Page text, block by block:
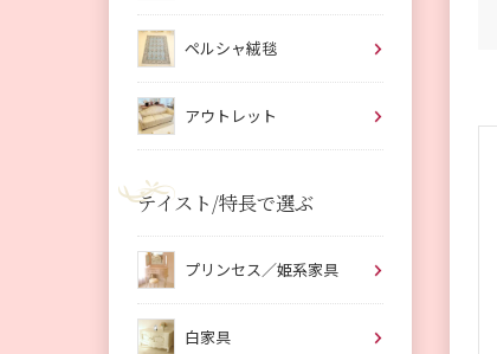
ペルシャ絨毯
アウトレット
テイスト/特長で選ぶ
プリンセス／姫系家具
白家具